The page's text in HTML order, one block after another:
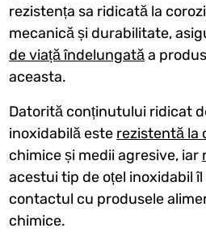
rezistența sa ridicată la
mecanică și durabilitate,
de viață îndelungatăa
aceasta.
Datorită conținutului ridicat
inoxidabilă este rezistentă la
chimice și medii agresive, iar
acestui tip de oțel inoxidabil
contactul cu produsele
chimice.